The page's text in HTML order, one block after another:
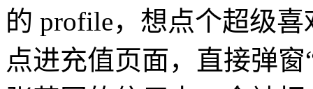
的 profile，想点个超级
点进充值页面，直接弹